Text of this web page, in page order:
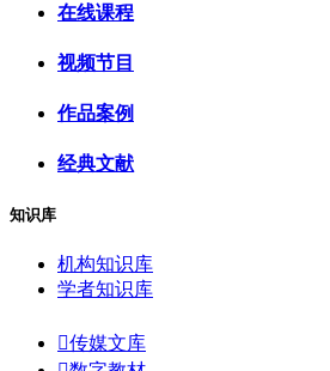
在线课程
视频节目
作品案例
经典文献
知识库
机构知识库
学者知识库
传媒文库